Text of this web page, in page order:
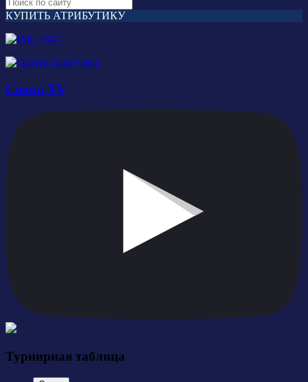
КУПИТЬ АТРИБУТИКУ
Сокол TV
Турнирная таблица